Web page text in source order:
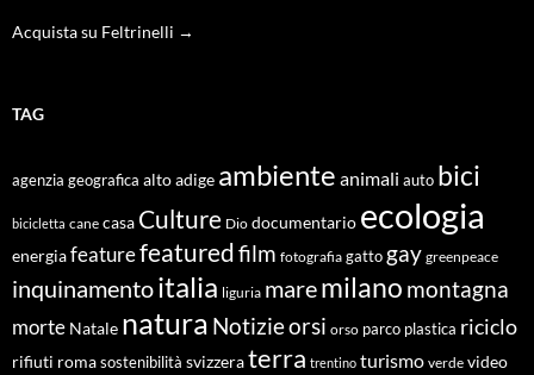
Acquista su Feltrinelli →
TAG
agenzia geografica alto adige ambiente animali auto bici
bicicletta cane casa Culture Dio documentario ecologia
energiafeaturefeaturedfilm fotografia gatto gay greenpeace
inquinamentoitalia liguria maremilano montagna
morte Natale natura Notizieorsi orso parco plastica riciclo
rifiuti roma sostenibilità svizzeraterra trentino turismo verde video